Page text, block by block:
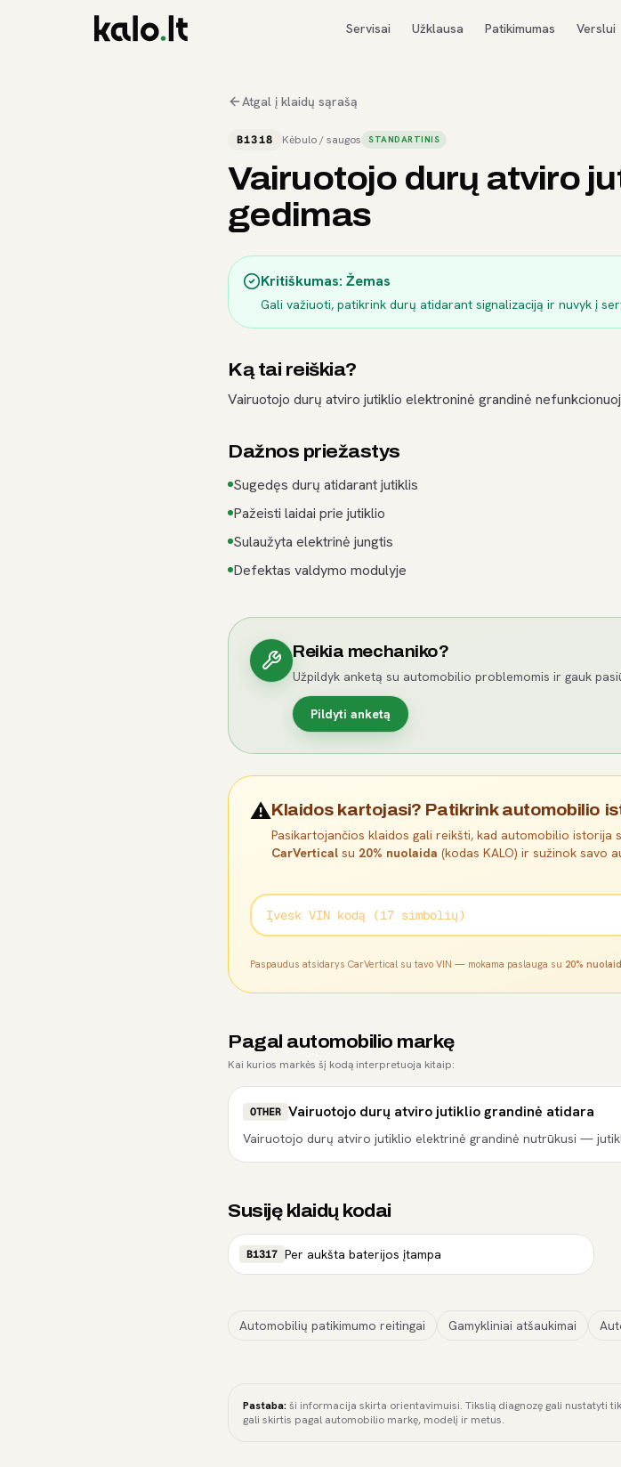
Servisai Užklausa Patikimumas Verslui
Atgal į klaidų sąrašą
B1318 Kėbulo / saugos STANDARTINIS
Vairuotojo durų atviro
gedimas
Kritiškumas: Žemas
Gali važiuoti, patikrink durų atidarant signalizaciją ir nuvyk į
Ką tai reiškia?
Vairuotojo durų atviro jutiklio elektroninė grandinė
Dažnos priežastys
Sugedęs durų atidarant jutiklis
Pažeisti laidai prie jutiklio
Sulaužyta elektrinė jungtis
Defektas valdymo modulyje
Reikia mechaniko?
Užpildyk anketą su automobilio problemomis ir gauk
Pildyti anketą
⚠️Klaidos kartojasi? Patikrink automobilio
Pasikartojančios klaidos gali reikšti, kad automobilio istorija
CarVertical su 20% nuolaida (kodas KALO) ir sužinok savo
Paspaudus atsidarys CarVertical su tavo VIN — mokama paslauga su 20%
Pagal automobilio markę
Kai kurios markės šį kodą interpretuoja kitaip:
OTHER Vairuotojo durų atviro jutiklio grandinė atidara
Vairuotojo durų atviro jutiklio elektrinė grandinė nutrūkusi —
Susiję klaidų kodai
B1317 Per aukšta baterijos įtampa
Automobilių patikimumo reitingai Gamykliniai atšaukimai
Pastaba:ši informacija skirta orientavimuisi. Tikslią diagnozę gali nustatyti
gali skirtis pagal automobilio markę, modelį ir metus.